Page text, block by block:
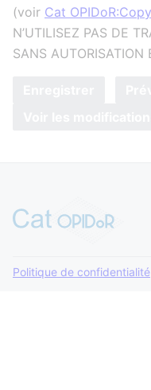
(voir Cat
N’UTILISEZ PAS DE
SANS AUTORISATION
Politique de confidentialité